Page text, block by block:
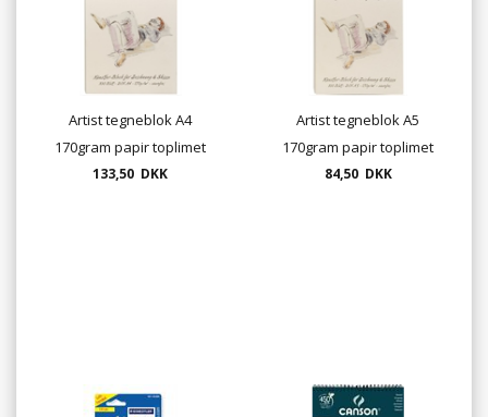
Artist tegneblok A4
170gram papir toplimet
UDSOLGT
133,50 DKK
Artist tegneblok A5
170gram papir toplimet
84,50 DKK